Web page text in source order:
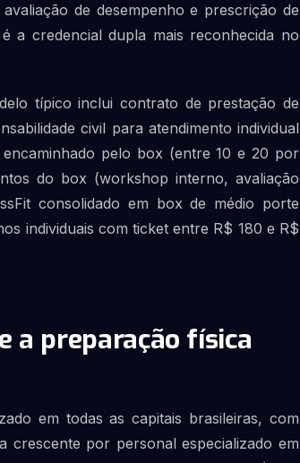
de desempenho e prescrição de
a credencial dupla mais reconhecida no
típico inclui contrato de prestação de
civil para atendimento individual
pelo box (entre 10 e 20 por
do box (workshop interno, avaliação
consolidado em box de médio porte
individuais com ticket entre R$ 180 e R$
a preparação física
em todas as capitais brasileiras, com
crescente por personal especializado em